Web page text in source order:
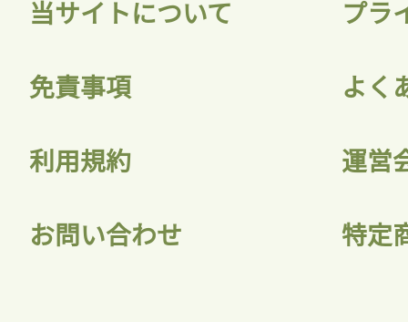
当サイトについて プラ
免責事項 よく
利用規約 運営
お問い合わせ 特定